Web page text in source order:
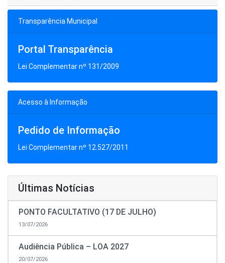
Transparência Municipal
Portal Transparência
Lei Complementar nº 131/2009
Acesso à Informação
Pedido de Informação
Lei Complementar nº 12.527/2011
Últimas Notícias
PONTO FACULTATIVO (17 DE JULHO)
13/07/2026
Audiência Pública – LOA 2027
20/07/2026